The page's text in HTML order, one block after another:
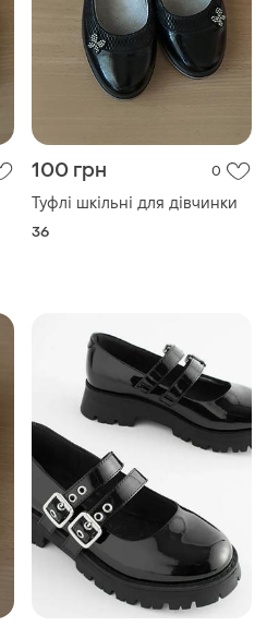
100 грн 0
Туфлі шкільні для дівчинки
36